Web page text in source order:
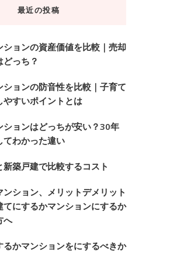
最近の投稿
ションの資産価値を比較｜売却
どっち？
ションの防音性を比較｜子育て
やすいポイントとは
ションはどっちが安い？30年
てわかった違い
新築戸建で比較するコスト
ション、メリットデメリット
てにするかマンションにするか
へ
るかマンションをにするべきか